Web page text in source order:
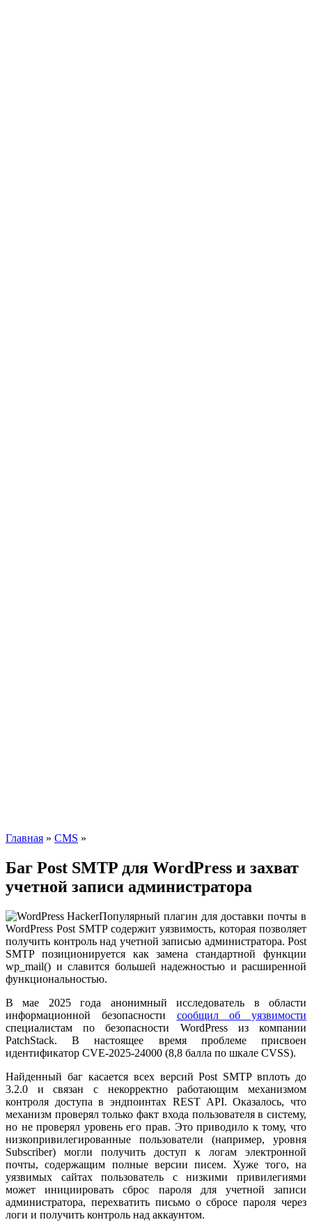
Главная » CMS »
Баг Post SMTP для WordPress и захват
учетной записи администратора
Популярный плагин для доставки почты в
WordPress Post SMTP содержит уязвимость, которая позволяет
получить контроль над учетной записью администратора. Post
SMTP позиционируется как замена стандартной функции
wp_mail() и славится большей надежностью и расширенной
функциональностью.
В мае 2025 года анонимный исследователь в области
информационной безопасности сообщил об уязвимости
специалистам по безопасности WordPress из компании
PatchStack. В настоящее время проблеме присвоен
идентификатор CVE-2025-24000 (8,8 балла по шкале CVSS).
Найденный баг касается всех версий Post SMTP вплоть до
3.2.0 и связан с некорректно работающим механизмом
контроля доступа в эндпоинтах REST API. Оказалось, что
механизм проверял только факт входа пользователя в систему,
но не проверял уровень его прав. Это приводило к тому, что
низкопривилегированные пользователи (например, уровня
Subscriber) могли получить доступ к логам электронной
почты, содержащим полные версии писем. Хуже того, на
уязвимых сайтах пользователь с низкими привилегиями
может инициировать сброс пароля для учетной записи
администратора, перехватить письмо о сбросе пароля через
логи и получить контроль над аккаунтом.